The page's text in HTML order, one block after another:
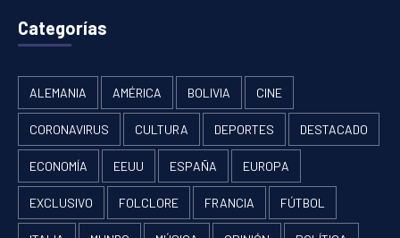
Categorías
ALEMANIA AMÉRICA BOLIVIA CINE
CORONAVIRUS CULTURA DEPORTES DESTACADO
ECONOMÍA EEUU ESPAÑA EUROPA
EXCLUSIVO FOLCLORE FRANCIA FÚTBOL